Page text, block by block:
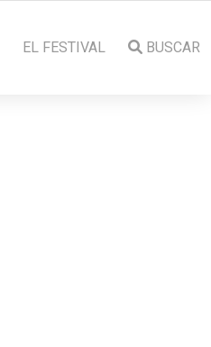
EL FESTIVAL BUSCAR